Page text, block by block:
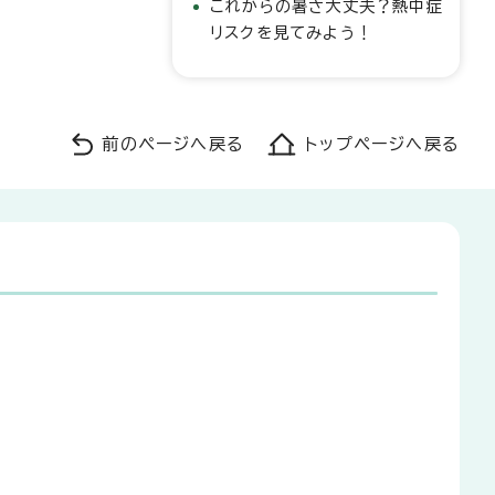
これからの暑さ大丈夫？熱中症
リスクを見てみよう！
前のページへ戻る トップページへ戻る